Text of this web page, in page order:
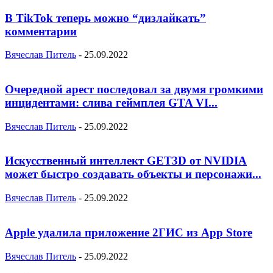
В TikTok теперь можно “дизлайкать”
комментарии
Вячеслав Питель - 25.09.2022
Очередной арест последовал за двумя громкими
инцидентами: слива геймплея GTA VI...
Вячеслав Питель - 25.09.2022
Искусственный интеллект GET3D от NVIDIA
может быстро создавать объекты и персонажи...
Вячеслав Питель - 25.09.2022
Apple удалила приложение 2ГИС из App Store
Вячеслав Питель - 25.09.2022